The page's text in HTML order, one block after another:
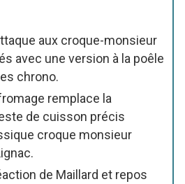
aux croque-monsieur
avec une version à la poêle
chrono.
remplace la
de cuisson précis
croque monsieur
de Maillard et repos